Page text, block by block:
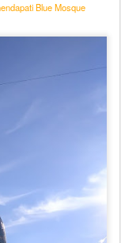
Blue Mosque